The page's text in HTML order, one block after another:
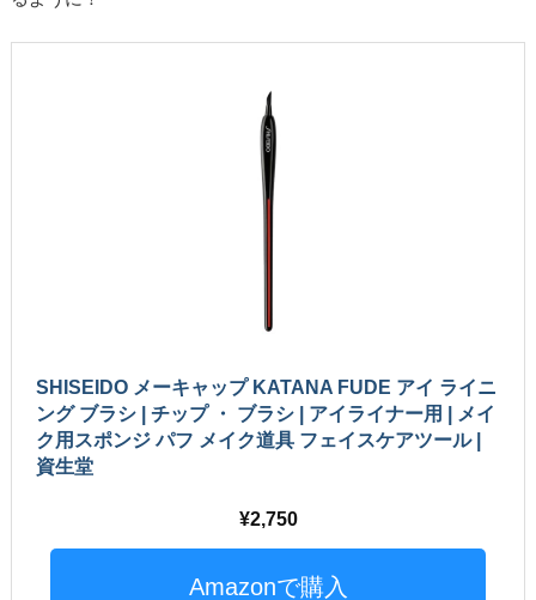
SHISEIDO メーキャップ KATANA FUDE アイ ライニ
ング ブラシ | チップ ・ ブラシ | アイライナー用 | メイ
ク用スポンジ パフ メイク道具 フェイスケアツール |
資生堂
2,750